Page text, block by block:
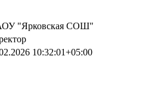
"Ярковская СОШ"
10:32:01+05:00